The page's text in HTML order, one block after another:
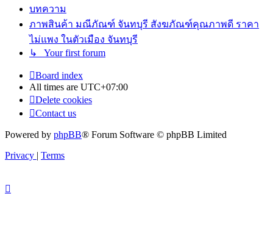
บทความ
ภาพสินค้า มณีภัณฑ์ จันทบุรี สังฆภัณฑ์คุณภาพดี ราคา
ไม่แพง ในตัวเมือง จันทบุรี
↳ Your first forum
Board index
All times are UTC+07:00
Delete cookies
Contact us
Powered by phpBB® Forum Software © phpBB Limited
Privacy | Terms